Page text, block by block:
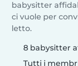
babysitter
ci vuole per
letto.
8 babysitter
Tutti i